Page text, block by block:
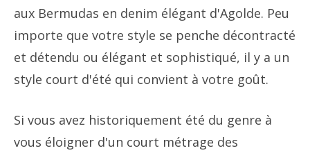
aux Bermudas en denim élégant d'Agolde. Peu
importe que votre style se penche décontracté
et détendu ou élégant et sophistiqué, il y a un
style court d'été qui convient à votre goût.
Si vous avez historiquement été du genre à
vous éloigner d'un court métrage des